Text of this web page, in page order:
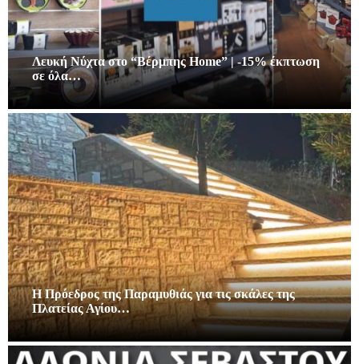
Λευκή Νύχτα στο “Βέρμπης Home” | -15% έκπτωση
σε όλα…
Η Πρόεδρος της Παραμυθιάς για τις σκάλες της
Πλατείας Αγίου…